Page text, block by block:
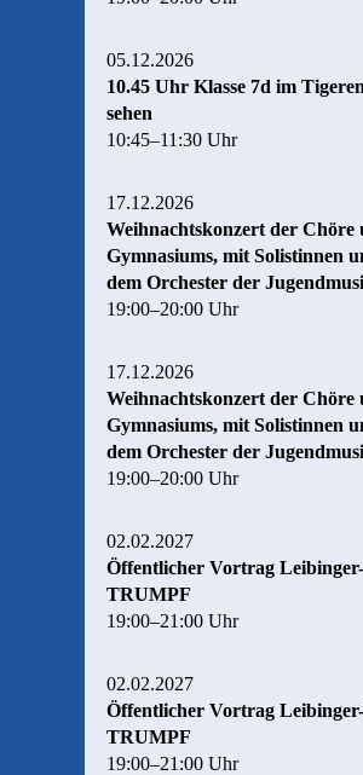
05.12.2026
10.45 Uhr Klasse 7d im
sehen
10:45–11:30 Uhr
17.12.2026
Weihnachtskonzert der Chöre
Gymnasiums, mit Solistinnen
dem Orchester der
19:00–20:00 Uhr
17.12.2026
Weihnachtskonzert der Chöre
Gymnasiums, mit Solistinnen
dem Orchester der
19:00–20:00 Uhr
02.02.2027
Öffentlicher Vortrag
TRUMPF
19:00–21:00 Uhr
02.02.2027
Öffentlicher Vortrag
TRUMPF
19:00–21:00 Uhr